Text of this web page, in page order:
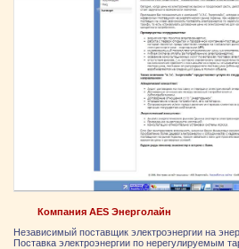
Компания AES Энерголайн
Независимый поставщик электроэнергии на
Поставка электроэнергии по нерегулируемым